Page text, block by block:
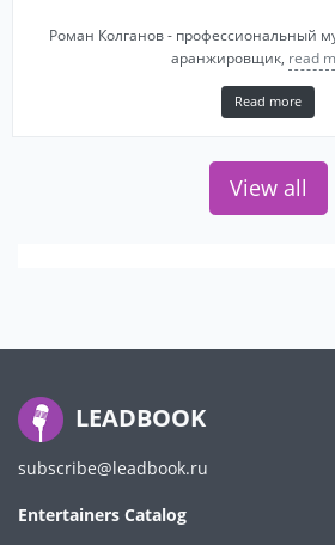
Роман Колганов - профессиональный
аранжировщик, read
Read more
View all
LEADBOOK
subscribe@leadbook.ru
Entertainers Catalog